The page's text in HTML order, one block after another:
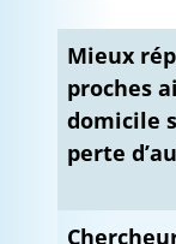
Mieux
proches
domicile
perte